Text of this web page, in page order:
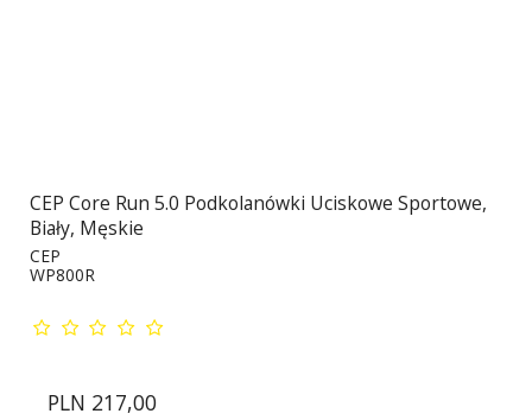
CEP Core Run 5.0 Podkolanówki Uciskowe Sportowe,
Biały, Męskie
CEP
WP800R
PLN 217,00